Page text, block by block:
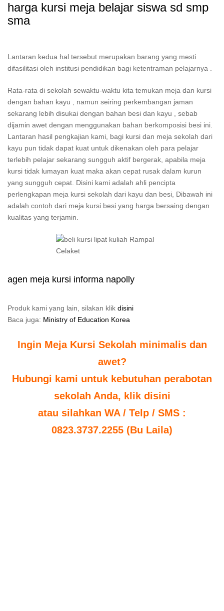
harga kursi meja belajar siswa sd smp
sma
Lantaran kedua hal tersebut merupakan barang yang mesti
difasilitasi oleh institusi pendidikan bagi ketentraman pelajarnya .
Rata-rata di sekolah sewaktu-waktu kita temukan meja dan kursi
dengan bahan kayu , namun seiring perkembangan jaman
sekarang lebih disukai dengan bahan besi dan kayu , sebab
dijamin awet dengan menggunakan bahan berkomposisi besi ini.
Lantaran hasil pengkajian kami, bagi kursi dan meja sekolah dari
kayu pun tidak dapat kuat untuk dikenakan oleh para pelajar
terlebih pelajar sekarang sungguh aktif bergerak, apabila meja
kursi tidak lumayan kuat maka akan cepat rusak dalam kurun
yang sungguh cepat. Disini kami adalah ahli pencipta
perlengkapan meja kursi sekolah dari kayu dan besi, Dibawah ini
adalah contoh dari meja kursi besi yang harga bersaing dengan
kualitas yang terjamin.
agen meja kursi informa napolly
Produk kami yang lain, silakan klik disini
Baca juga: Ministry of Education Korea
Ingin Meja Kursi Sekolah minimalis dan
awet?
Hubungi kami untuk kebutuhan perabotan
sekolah Anda, klik disini
atau silahkan WA / Telp / SMS :
0823.3737.2255 (Bu Laila)